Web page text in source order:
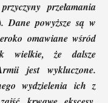
przełamania
Dane powyższe są w
omawiane wśród
wielkie, że dalsze
jest wykluczone.
wydzielenia ich z